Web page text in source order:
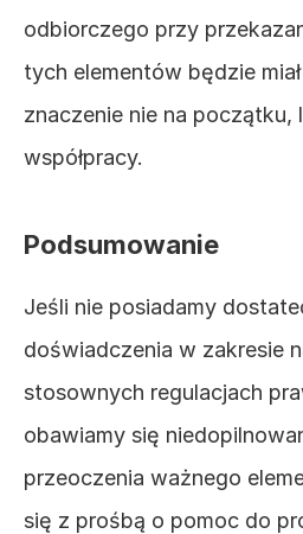
odbiorczego przy
tych elementów będzie
znaczenie nie na początku,
współpracy.
Podsumowanie
Jeśli nie posiadamy
doświadczenia w zakresie
stosownych regulacjach
obawiamy się
przeoczenia ważnego
się z prośbą o pomoc do